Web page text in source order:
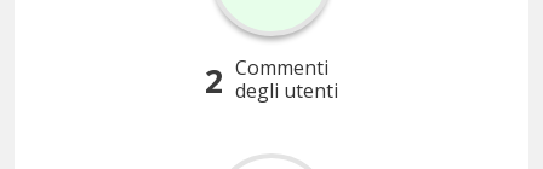
2 Commenti
degli utenti